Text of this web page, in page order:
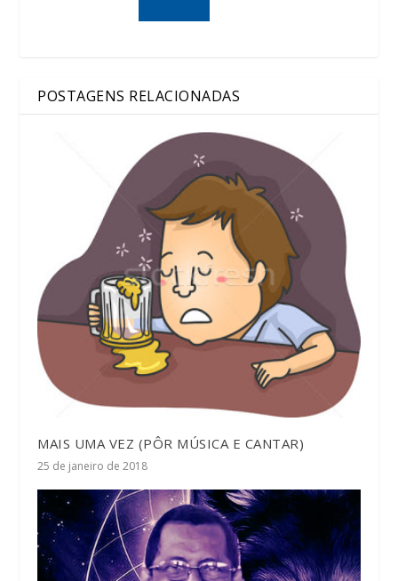
POSTAGENS RELACIONADAS
MAIS UMA VEZ (PÔR MÚSICA E CANTAR)
25 de janeiro de 2018